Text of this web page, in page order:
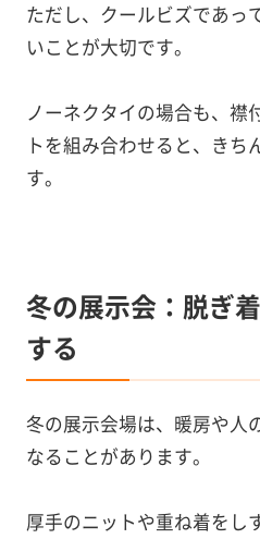
ただし、クールビズであっ
いことが大切です。
ノーネクタイの場合も、襟
トを組み合わせると、きち
す。
冬の展示会：脱ぎ
する
冬の展示会場は、暖房や人
なることがあります。
厚手のニットや重ね着をし